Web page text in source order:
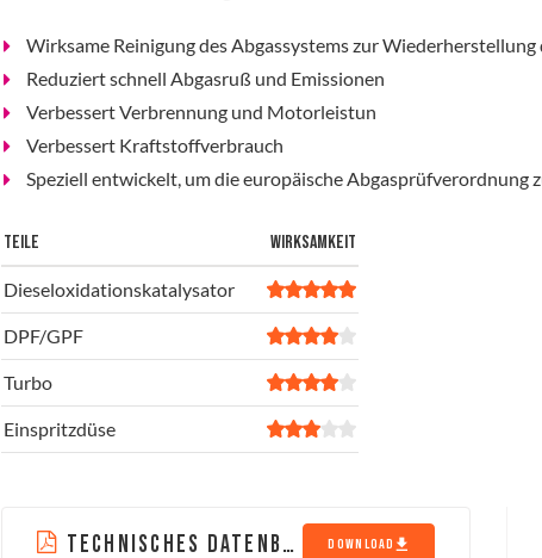
Wirksame Reinigung des Abgassystems zur Wiederherstellung
Reduziert schnell Abgasruß und Emissionen
Verbessert Verbrennung und Motorleistun
Verbessert Kraftstoffverbrauch
Speziell entwickelt, um die europäische Abgasprüfverordnung
TEILE WIRKSAMKEIT
Dieseloxidationskatalysator
DPF/GPF
Turbo
Einspritzdüse
TECHNISCHES DATENBLATT DOWNLOAD